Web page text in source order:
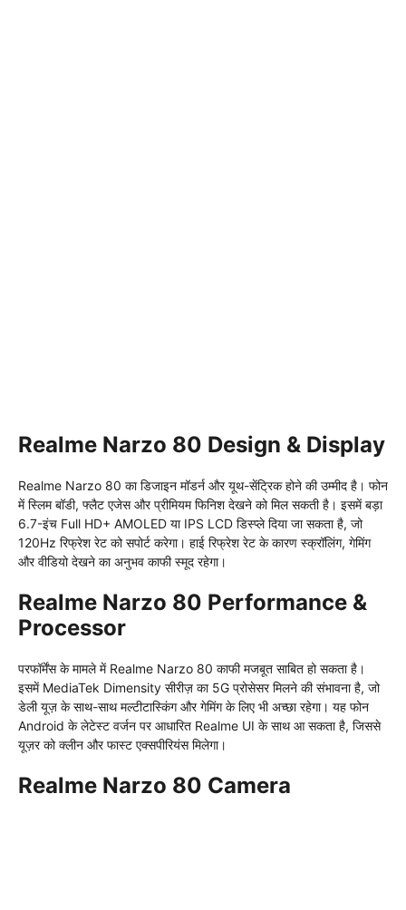
Realme Narzo 80 Design & Display
Realme Narzo 80 का डिजाइन मॉडर्न और यूथ-सेंट्रिक होने की उम्मीद है। फोन
में स्लिम बॉडी, फ्लैट एजेस और प्रीमियम फिनिश देखने को मिल सकती है। इसमें बड़ा
6.7-इंच Full HD+ AMOLED या IPS LCD डिस्प्ले दिया जा सकता है, जो
120Hz रिफ्रेश रेट को सपोर्ट करेगा। हाई रिफ्रेश रेट के कारण स्क्रॉलिंग, गेमिंग
और वीडियो देखने का अनुभव काफी स्मूद रहेगा।
Realme Narzo 80 Performance &
Processor
परफॉर्मेंस के मामले में Realme Narzo 80 काफी मजबूत साबित हो सकता है।
इसमें MediaTek Dimensity सीरीज़ का 5G प्रोसेसर मिलने की संभावना है, जो
डेली यूज़ के साथ-साथ मल्टीटास्किंग और गेमिंग के लिए भी अच्छा रहेगा। यह फोन
Android के लेटेस्ट वर्जन पर आधारित Realme UI के साथ आ सकता है, जिससे
यूज़र को क्लीन और फास्ट एक्सपीरियंस मिलेगा।
Realme Narzo 80 Camera